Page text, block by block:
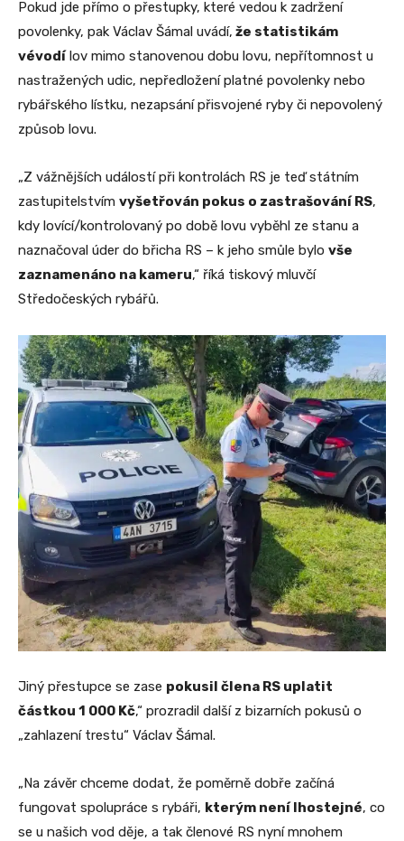
Pokud jde přímo o přestupky, které vedou k zadržení
povolenky, pak Václav Šámal uvádí, že statistikám
vévodílov mimo stanovenou dobu lovu, nepřítomnost u
nastražených udic, nepředložení platné povolenky nebo
rybářského lístku, nezapsání přisvojené ryby či nepovolený
způsob lovu.
„Z vážnějších událostí při kontrolách RS je teď státním
zastupitelstvím vyšetřován pokus o zastrašování RS,
kdy lovící/kontrolovaný po době lovu vyběhl ze stanu a
naznačoval úder do břicha RS – k jeho smůle bylo vše
zaznamenáno na kameru,“ říká tiskový mluvčí
Středočeských rybářů.
Jiný přestupce se zase pokusil člena RS uplatit
částkou 1 000 Kč,“ prozradil další z bizarních pokusů o
„zahlazení trestu“ Václav Šámal.
„Na závěr chceme dodat, že poměrně dobře začíná
fungovat spolupráce s rybáři, kterým není lhostejné, co
se u našich vod děje, a tak členové RS nyní mnohem